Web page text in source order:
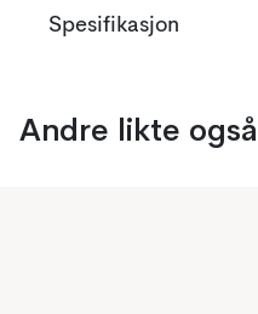
Spesifikasjon
Andre likte også